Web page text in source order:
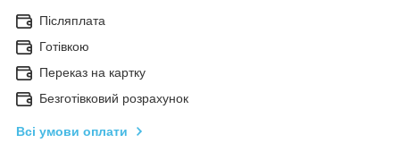
Післяплата
Готівкою
Переказ на картку
Безготівковий розрахунок
Всі умови оплати